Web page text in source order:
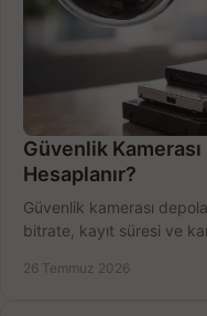
Güvenlik Kamerası
Hesaplanır?
Güvenlik kamerası
bitrate, kayıt süresi ve
26 Temmuz 2026